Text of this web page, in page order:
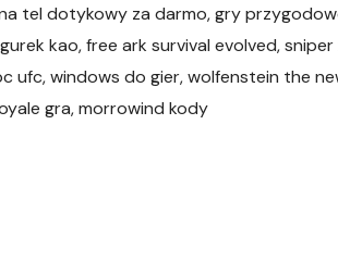
tel dotykowy za darmo, gry
kao, free ark survival evolved,
ufc, windows do gier, wolfenstein the
gra, morrowind kody